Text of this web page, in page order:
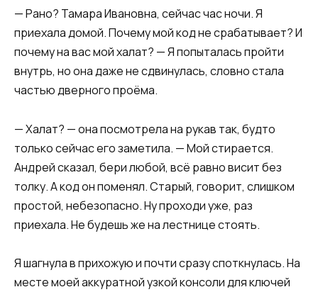
— Рано? Тамара Ивановна, сейчас час ночи. Я
приехала домой. Почему мой код не срабатывает? И
почему на вас мой халат? — Я попыталась пройти
внутрь, но она даже не сдвинулась, словно стала
частью дверного проёма.
— Халат? — она посмотрела на рукав так, будто
только сейчас его заметила. — Мой стирается.
Андрей сказал, бери любой, всё равно висит без
толку. А код он поменял. Старый, говорит, слишком
простой, небезопасно. Ну проходи уже, раз
приехала. Не будешь же на лестнице стоять.
Я шагнула в прихожую и почти сразу споткнулась. На
месте моей аккуратной узкой консоли для ключей